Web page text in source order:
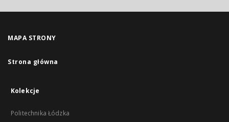
MAPA STRONY
Strona główna
Kolekcje
Politechnika Łódzka